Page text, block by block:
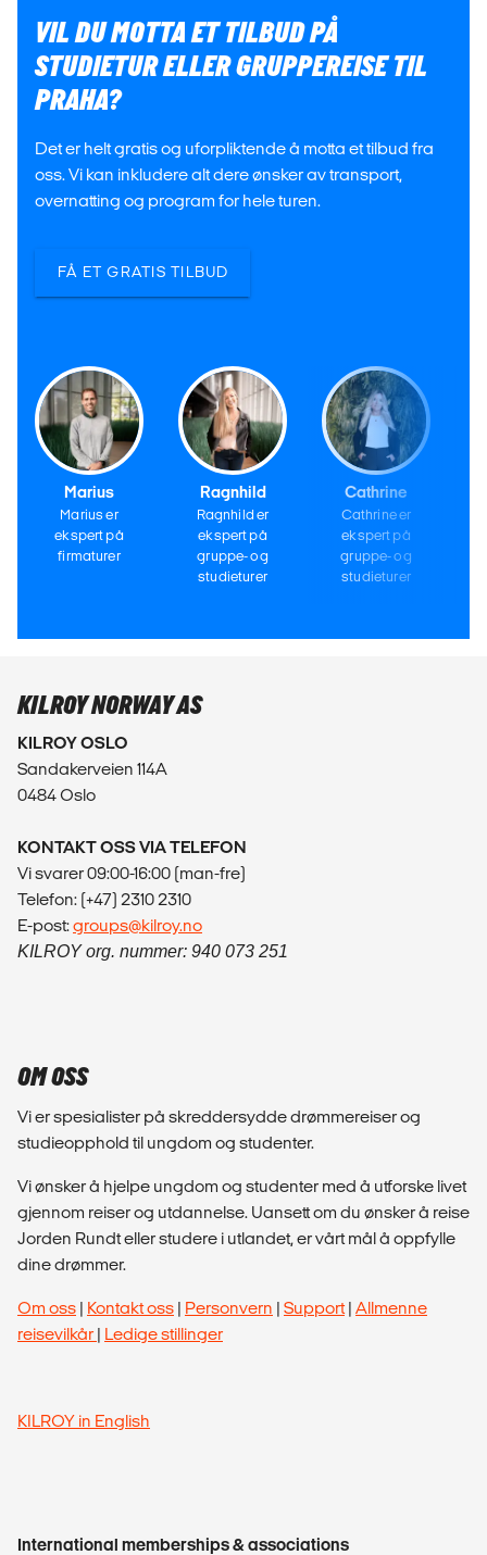
VIL DU MOTTA ET TILBUD PÅ
STUDIETUR ELLER GRUPPEREISE TIL
PRAHA?
Det er helt gratis og uforpliktende å motta et tilbud fra
oss. Vi kan inkludere alt dere ønsker av transport,
overnatting og program for hele turen.
FÅ ET GRATIS TILBUD
Marius
Marius er
ekspert på
firmaturer
Ragnhild
Ragnhild er
ekspert på
gruppe- og
studieturer
Cathrine
Cathrine er
ekspert på
gruppe- og
studieturer
KILROY NORWAY AS
KILROY OSLO
Sandakerveien 114A
0484 Oslo
KONTAKT OSS VIA TELEFON
Vi svarer 09:00-16:00 (man-fre)
Telefon: (+47) 2310 2310
E-post:groups@kilroy.no
KILROY org. nummer: 940 073 251
OM OSS
Vi er spesialister på skreddersydde drømmereiser og
studieopphold til ungdom og studenter.
Vi ønsker å hjelpe ungdom og studenter med å utforske livet
gjennom reiser og utdannelse. Uansett om du ønsker å reise
Jorden Rundt eller studere i utlandet, er vårt mål å oppfylle
dine drømmer.
Om oss | Kontakt oss | Personvern | Support| Allmenne
reisevilkår | Ledige stillinger
KILROY in English
International memberships & associations